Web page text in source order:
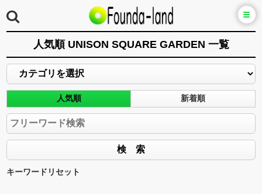
人気順 UNISON SQUARE GARDEN 一覧
人気順 新着順
キーワードリセット